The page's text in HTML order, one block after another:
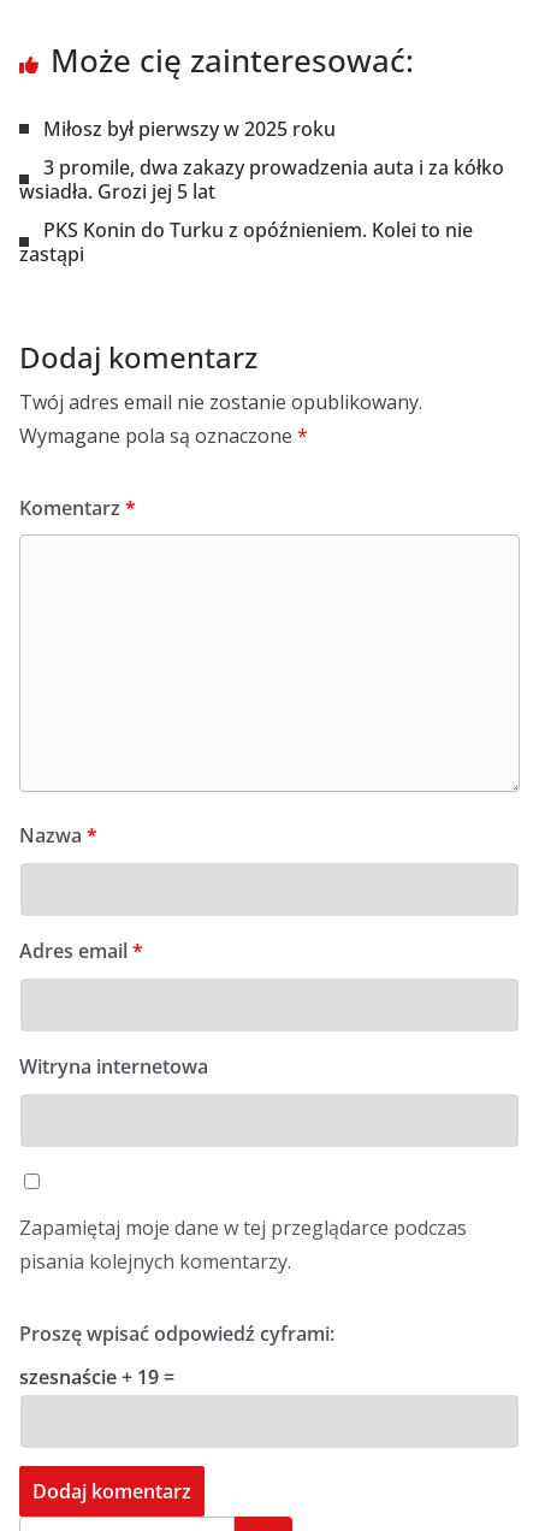
Może cię zainteresować:
Miłosz był pierwszy w 2025 roku
3 promile, dwa zakazy prowadzenia auta i za kółko
wsiadła. Grozi jej 5 lat
PKS Konin do Turku z opóźnieniem. Kolei to nie
zastąpi
Dodaj komentarz
Twój adres email nie zostanie opublikowany.
Wymagane pola są oznaczone *
Komentarz *
Nazwa *
Adres email*
Witryna internetowa
Zapamiętaj moje dane w tej przeglądarce podczas
pisania kolejnych komentarzy.
Proszę wpisać odpowiedź cyframi:
szesnaście + 19 =